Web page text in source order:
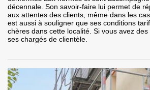
décennale. Son savoir-faire lui permet de
aux attentes des clients, même dans les
est aussi à souligner que ses conditions
chères dans cette localité. Si vous avez
ses chargés de clientèle.